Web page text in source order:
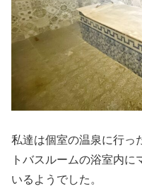
私達は個室の温泉に行っ
トバスルームの浴室内
いるようでした。